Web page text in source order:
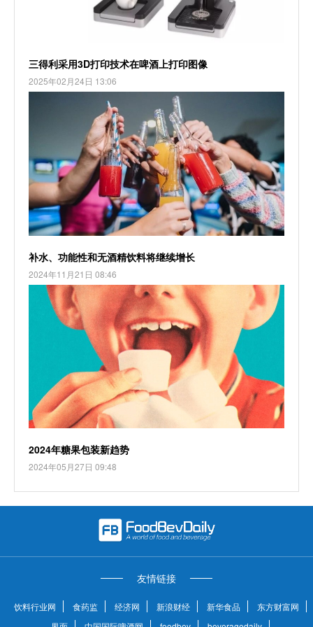
三得利采用3D打印技术在啤酒上打印图像
2025年02月24日 13:06
补水、功能性和无酒精饮料将继续增长
2024年11月21日 08:46
2024年糖果包装新趋势
2024年05月27日 09:48
友情链接
饮料行业网 食药监 经济网 新浪财经 新华食品
东方财富网